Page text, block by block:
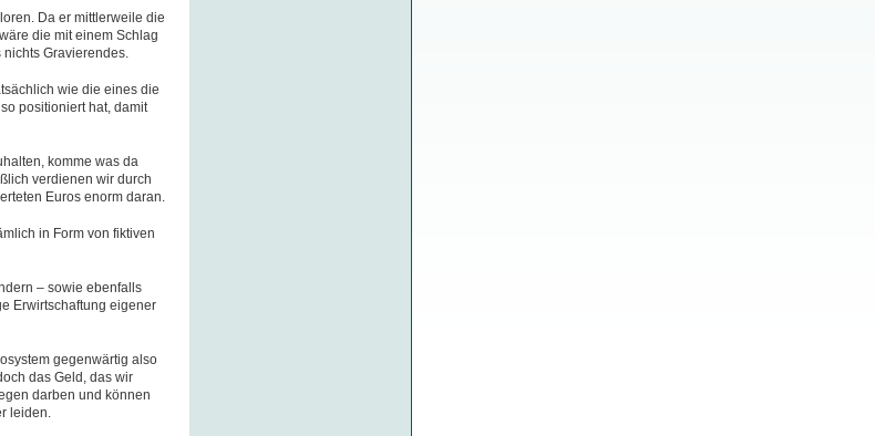
Da er mittlerweile die
die mit einem Schlag
Gravierendes.
wie die eines die
positioniert hat, damit
komme was da
verdienen wir durch
Euros enorm daran.
in Form von fiktiven
– sowie ebenfalls
Erwirtschaftung eigener
gegenwärtig also
das Geld, das wir
darben und können
leiden.